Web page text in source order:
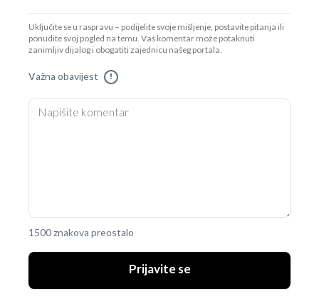
Uključite se u raspravu – podijelite svoje mišljenje, postavite pitanja ili
ponudite svoj pogled na temu. Vaš komentar može potaknuti
zanimljiv dijalog i obogatiti zajednicu našeg portala.
Važna obavijest !
1500 znakova preostalo
Prijavite se